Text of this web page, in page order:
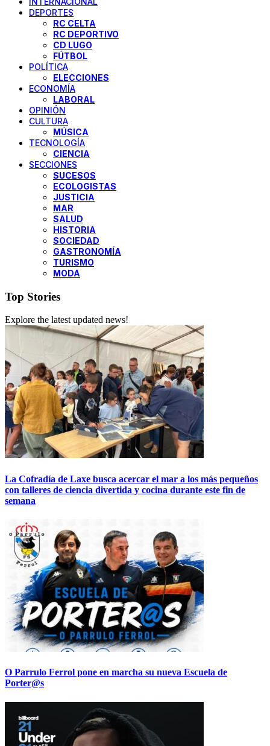
DEPORTES
RC CELTA
RC DEPORTIVO
CD LUGO
FÚTBOL
POLÍTICA
ELECCIONES
ECONOMÍA
LABORAL
OPINIÓN
CULTURA
MÚSICA
TECNOLOGÍA
CIENCIA
SECCIONES
SUCESOS
ECOLOGISTAS
JUSTICIA
MAR
SALUD
HISTORIA
SOCIEDAD
GASTRONOMÍA
TURISMO
MODA
Top Stories
Explore the latest updated news!
La Cofradía de Laxe busca acercar el mar a los más pequeños
con talleres de ciencia divertida y cocina durante este fin de
semana
O Parrulo Ferrol pone en marcha su nueva Escuela de
Porter@s